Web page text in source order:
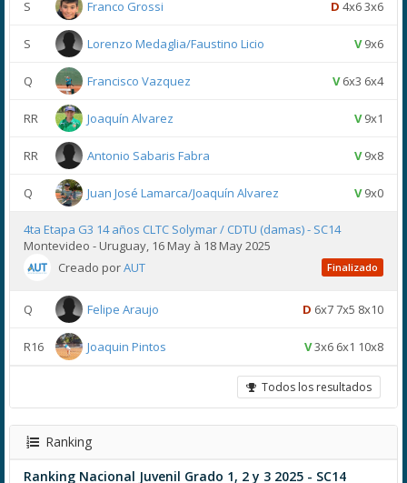
S Franco Grossi D 4x6 3x6
S Lorenzo Medaglia/Faustino Licio V9x6
Q Francisco Vazquez V6x3 6x4
RR Joaquín Alvarez V9x1
RR Antonio Sabaris Fabra V9x8
Q Juan José Lamarca/Joaquín Alvarez V9x0
4ta Etapa G3 14 años CLTC Solymar / CDTU (damas) - SC14
Montevideo - Uruguay, 16 May à 18 May 2025
Creado porAUT Finalizado
Q Felipe Araujo D 6x7 7x5 8x10
R16 Joaquin Pintos V3x6 6x1 10x8
Todos los resultados
Ranking
Ranking Nacional Juvenil Grado 1, 2 y 3 2025 - SC14